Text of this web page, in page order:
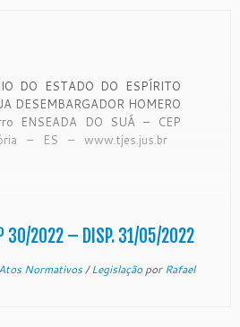
DO ESTADO DO ESPÍRITO
DESEMBARGADOR HOMERO
ENSEADA DO SUÁ – CEP
– ES – www.tjes.jus.br
30/2022 – DISP. 31/05/2022
Atos Normativos/LegislaçãoporRafael